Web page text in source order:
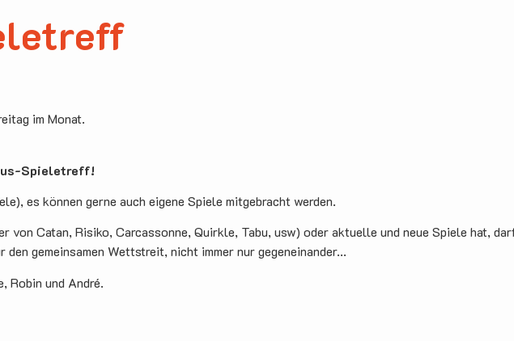
im Monat.
Spieletreff!
es können gerne auch eigene Spiele mitgebracht werden.
von Catan, Risiko, Carcassonne, Quirkle, Tabu, usw) oder aktuelle und neue Spiele hat,
gemeinsamen Wettstreit, nicht immer nur gegeneinander...
Robin und André.